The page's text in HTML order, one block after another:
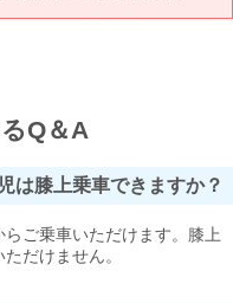
Q＆A
は膝上乗車できますか？
ご乗車いただけます。膝上
だけません。